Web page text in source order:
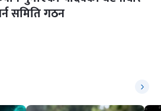
समिति गठन